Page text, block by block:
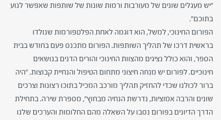
"יש מעגלים שונים של מעורבות ורמות שונות של שותפות שאפשר לנוע
בתוכם".
הפורום החינוכי, למשל, הוא דוגמה לאחת הפלטפורמות שנולדו
בראשית דרכו של תהליך השותפות. הפורום מתכנס פעם בחודש בבית
הספר, והוא כולל נציגים מהצוות החינוכי והורים הדנים בנושאים
חינוכיים. לפורום יש מנחה חיצוני מתחום הטיפול והנחיית קבוצות. "היה
ברור לכולנו שכדי להחזיק תהליך מורכב המכיל בתוכו רצונות וצרכים
שונים והרבה אמוציות, נדרשת הנחיה מבחוץ", מספרת שירה. בתחילת
הדרך הדיונים בפורום נסבו על השאלה מהם החלומות והערכים שלנו